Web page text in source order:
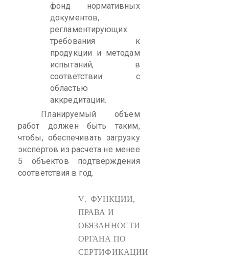
фонд нормативных
документов,
регламентирующих
требования к
продукции и методам
испытаний, в
соответствии с
областью
аккредитации.
Планируемый объем
работ должен быть таким,
чтобы, обеспечивать загрузку
экспертов из расчета не менее
5 объектов подтверждения
соответствия в год.
V. ФУНКЦИИ,
ПРАВА И
ОБЯЗАННОСТИ
ОРГАНА ПО
СЕРТИФИКАЦИИ